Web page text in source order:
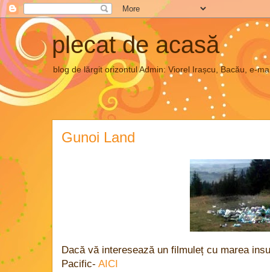
plecat de acasă
blog de lărgit orizontul Admin: Viorel Irașcu, Bacău, e-
Gunoi Land
Dacă vă interesează un filmuleț cu marea
Pacific- AICI